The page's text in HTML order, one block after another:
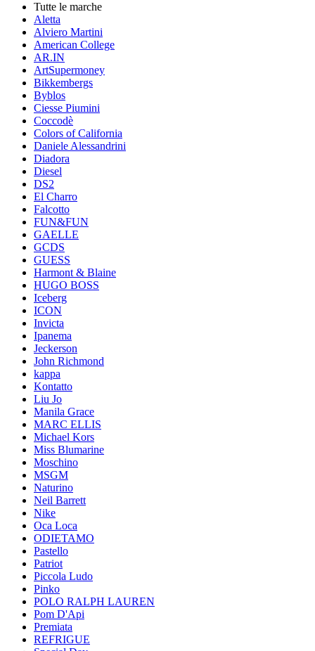
Tutte le marche
Aletta
Alviero Martini
American College
AR.IN
ArtSupermoney
Bikkembergs
Byblos
Ciesse Piumini
Coccodè
Colors of California
Daniele Alessandrini
Diadora
Diesel
DS2
El Charro
Falcotto
FUN&FUN
GAELLE
GCDS
GUESS
Harmont & Blaine
HUGO BOSS
Iceberg
ICON
Invicta
Ipanema
Jeckerson
John Richmond
kappa
Kontatto
Liu Jo
Manila Grace
MARC ELLIS
Michael Kors
Miss Blumarine
Moschino
MSGM
Naturino
Neil Barrett
Nike
Oca Loca
ODIETAMO
Pastello
Patriot
Piccola Ludo
Pinko
POLO RALPH LAUREN
Pom D'Api
Premiata
REFRIGUE